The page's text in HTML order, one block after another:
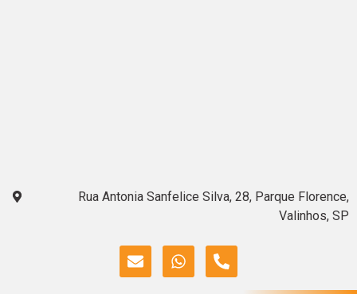
Rua Antonia Sanfelice Silva, 28, Parque Florence,
Valinhos, SP